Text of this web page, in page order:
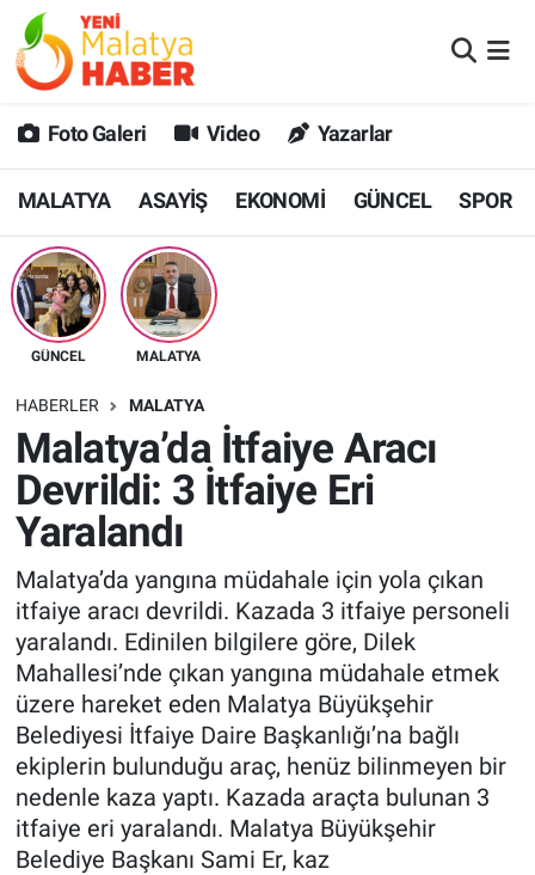
Foto Galeri Video Yazarlar
MALATYA ASAYİŞ EKONOMİ GÜNCEL SPOR
GÜNCEL MALATYA
HABERLER MALATYA
Malatya’da İtfaiye Aracı
Devrildi: 3 İtfaiye Eri
Yaralandı
Malatya’da yangına müdahale için yola çıkan
itfaiye aracı devrildi. Kazada 3 itfaiye personeli
yaralandı. Edinilen bilgilere göre, Dilek
Mahallesi’nde çıkan yangına müdahale etmek
üzere hareket eden Malatya Büyükşehir
Belediyesi İtfaiye Daire Başkanlığı’na bağlı
ekiplerin bulunduğu araç, henüz bilinmeyen bir
nedenle kaza yaptı. Kazada araçta bulunan 3
itfaiye eri yaralandı. Malatya Büyükşehir
Belediye Başkanı Sami Er, kaz
MALATYA
GÜNCEL
SPOR
SAĞLIK
DİĞER
EKONOMİ
Malatya Nöbetçi Eczaneler
MALATYA Namaz Vakitleri
Malatya Trafik Yoğunluk Haritası
Süper Lig Puan Durumu ve Fikstür
Tüm Manşetler
Son Dakika Haberleri
Haber Arşivi